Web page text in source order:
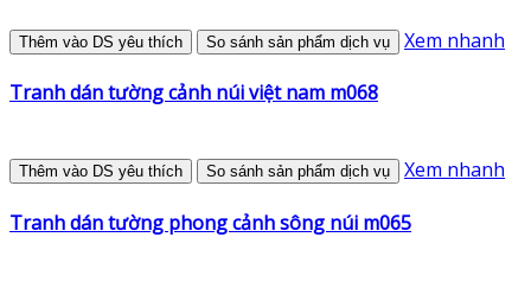
Thêm vào DS yêu thích So sánh sản phẩm dịch vụ Xem nhanh
Tranh dán tường cảnh núi việt nam m068
Thêm vào DS yêu thích So sánh sản phẩm dịch vụ Xem nhanh
Tranh dán tường phong cảnh sông núi m065